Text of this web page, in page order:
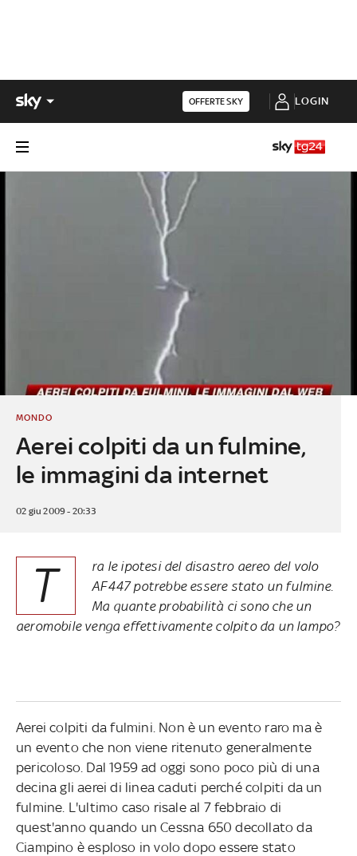
OFFERTE SKY LOGIN
Aerei colpiti da un fulmine,
le immagini da internet
MONDO
02 giu 2009 - 20:33
T
ra le ipotesi del disastro aereo del volo
AF447 potrebbe essere stato un fulmine.
Ma quante probabilità ci sono che un
aeromobile venga effettivamente colpito da un lampo?
Aerei colpiti da fulmini. Non è un evento raro ma è
un evento che non viene ritenuto generalmente
pericoloso. Dal 1959 ad oggi sono poco più di una
decina gli aerei di linea caduti perché colpiti da un
fulmine. L'ultimo caso risale al 7 febbraio di
quest'anno quando un Cessna 650 decollato da
Ciampino è esploso in volo dopo essere stato